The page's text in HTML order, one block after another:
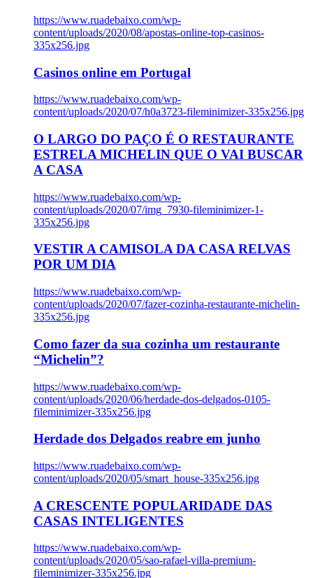
https://www.ruadebaixo.com/wp-
content/uploads/2020/08/apostas-online-top-casinos-
335x256.jpg
Casinos online em Portugal
https://www.ruadebaixo.com/wp-
content/uploads/2020/07/h0a3723-fileminimizer-335x256.jpg
O LARGO DO PAÇO É O RESTAURANTE
ESTRELA MICHELIN QUE O VAI BUSCAR
A CASA
https://www.ruadebaixo.com/wp-
content/uploads/2020/07/img_7930-fileminimizer-1-
335x256.jpg
VESTIR A CAMISOLA DA CASA RELVAS
POR UM DIA
https://www.ruadebaixo.com/wp-
content/uploads/2020/07/fazer-cozinha-restaurante-michelin-
335x256.jpg
Como fazer da sua cozinha um restaurante
“Michelin”?
https://www.ruadebaixo.com/wp-
content/uploads/2020/06/herdade-dos-delgados-0105-
fileminimizer-335x256.jpg
Herdade dos Delgados reabre em junho
https://www.ruadebaixo.com/wp-
content/uploads/2020/05/smart_house-335x256.jpg
A CRESCENTE POPULARIDADE DAS
CASAS INTELIGENTES
https://www.ruadebaixo.com/wp-
content/uploads/2020/05/sao-rafael-villa-premium-
fileminimizer-335x256.jpg